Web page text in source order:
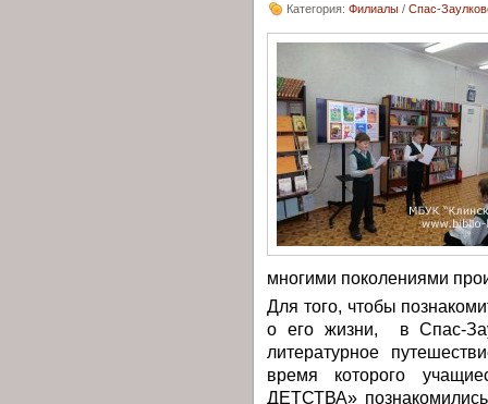
Категория: Филиалы / Спас-
многими поколениями
Для того, чтобы
о его жизни, в Спас-
литературное
время которого
ДЕТСТВА»